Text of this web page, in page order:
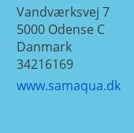
Vandværksvej 7
5000 Odense C
Danmark
34216169
www.samaqua.dk